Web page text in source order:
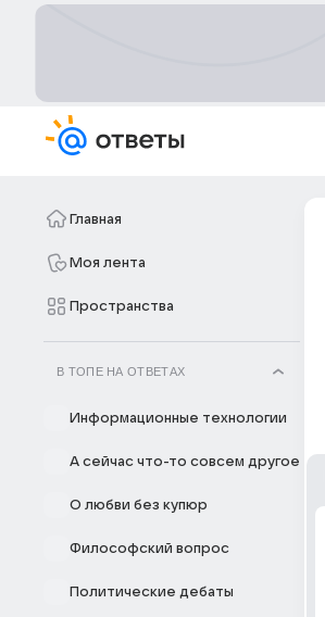
Главная
Моя лента
Пространства
В ТОПЕ НА ОТВЕТАХ
Информационные технологии
А сейчас что-то совсем другое
О любви без купюр
Философский вопрос
Политические дебаты